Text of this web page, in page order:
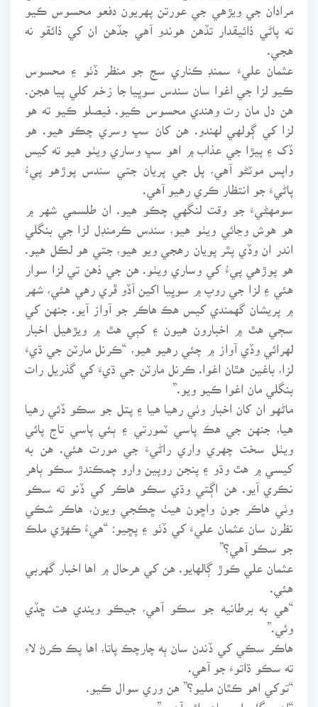
مرادان جي ويڙهي جي عورتن پهريون دفعو محسوس ڪيو
ته پاڻي ذائيقدار تڏهن هوندو آهي جڏهن ان کي ذائقو نه
عثمان عليءَ سمنڊ ڪناري سج جو منظر ڏٺو ۽ محسوس
ڪيو لزا جي اغوا سان سندس سوڀيا جا زخم کلي پيا هجن.
هن دل مان رت وهندي محسوس ڪيو. فيصلو ڪيو ته هو
لزا کي ڳولهي لهندو. هن کان سڀ وسري چڪو هيو. هو
ڏک ۽ پيڙا جي عذاب ۾ اهو سڀ وساري ويٺو هيو ته کيس
واپس موٽڻو آهي، پل جي پريان جتي سندس پوڙهو پيءُ
پاڻيءَ جو انتظار ڪري رهيو آهي.
سومهڻيءَ جو وقت لنگهي چڪو هيو. ان طلسمي شهر ۾
هو هوش وڃائي ويٺو هيو، سندس ڪرمنڊل لزا جي بنگلي
اندر ان وڏي پٿر پويان رهجي ويو هيو، جتي هو لڪل هيو.
هو پوڙهي پيءُ کي وساري ويٺو. هن جي ذهن تي لزا سوار
هئي ۽ لزا جي روپ ۾ سوڀيا اکين آڏو ڦري رهي هئي، شهر
۾ پريشان گهمندي کيس هڪ هاڪر جو آواز آيو. جنهن کي
سڄي هٿ ۾ اخبارون هيون ۽ کٻي هٿ ۾ ويڙهيل اخبار
لهرائي وڏي آواز ۾ چئي رهيو هيو، “ڪرنل مارٽن جي ڌيءَ
لزا، باغين هٿان اغوا. ڪرنل مارٽن جي ڌيءَ کي گذريل رات
بنگلي مان اغوا ڪيو ويو.”
ماڻهو ان کان اخبار وٺي رهيا هيا ۽ پتل جو سڪو ڏئي رهيا
هيا، جنهن جي هڪ پاسي ٽمورتي ۽ ٻئي پاسي تاج پائي
ويٺل سخت چهري واري راڻيءَ جي مورت هئي. هن به
کيسي ۾ هٿ وڌو ۽ پنجن روپين وارو چمڪندڙ سڪو ٻاهر
نڪري آيو. هن اڳتي وڌي سڪو هاڪر کي ڏنو ته سڪو
وٺي هاڪر جون واڇون هيٺ ڇڪجي ويون، هاڪر شڪي
نظرن سان عثمان عليءَ کي ڏٺو ۽ پڇيو: “هيءُ ڪهڙي ملڪ
جو سڪو آهي؟”
عثمان علي ڪوڙ ڳالهايو. هن کي هرحال ۾ اها اخبار گهربي
“هي به برطانيه جو سڪو آهي، جيڪو ويندي هت ڇڏي
وئي.”
هاڪر سڪي کي ڏندن سان ٻه چارچڪ پاتا، اها پڪ ڪرڻ لاءِ
ته سڪو ڌاتوءَ جو آهي.
“توکي اهو ڪٿان مليو؟” هن وري سوال ڪيو.
“اهو ڀڳل پل پويان رائج آهي.”